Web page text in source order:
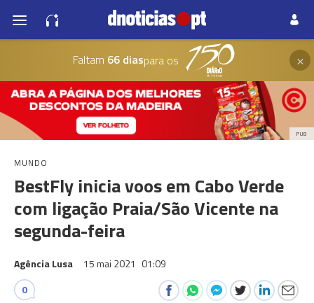
Faltam 66 diaspara os ×
PUB
MUNDO
BestFly inicia voos em Cabo Verde
com ligação Praia/São Vicente na
segunda-feira
Agência Lusa 15 mai 2021 01:09
0